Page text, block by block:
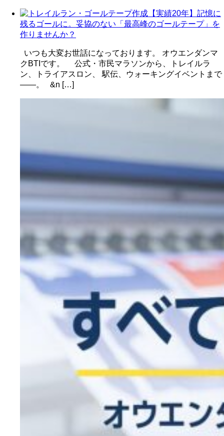
【実績20年】記憶に
残るゴールに。妥協のない「最高峰のゴールテープ」を
作りませんか？
いつも大変お世話になっております。 オウエンダンマ
クBTIです。 公式・市民マラソンから、トレイルラ
ン、トライアスロン、 駅伝、ウォーキングイベントまで
――。 &n […]